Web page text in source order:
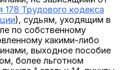
178 Трудового кодекса
), судьям, уходящим в
по собственному
какими-либо
выходное пособие
более льготном